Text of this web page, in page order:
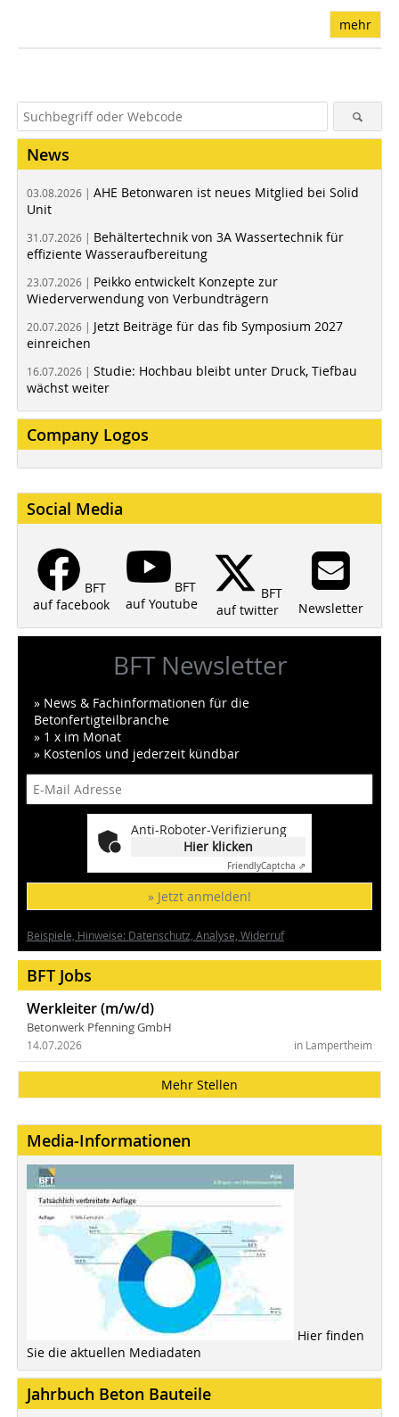
mehr
News
03.08.2026 | AHE Betonwaren ist neues Mitglied bei Solid
Unit
31.07.2026 | Behältertechnik von 3A Wassertechnik für
effiziente Wasseraufbereitung
23.07.2026 | Peikko entwickelt Konzepte zur
Wiederverwendung von Verbundträgern
20.07.2026 | Jetzt Beiträge für das fib Symposium 2027
einreichen
16.07.2026 | Studie: Hochbau bleibt unter Druck, Tiefbau
wächst weiter
Company Logos
Social Media
BFT
auf facebook
BFT
auf Youtube
BFT
auf twitter
Newsletter
BFT Newsletter
» News & Fachinformationen für die
Betonfertigteilbranche
» 1 x im Monat
» Kostenlos und jederzeit kündbar
Anti-Roboter-Verifizierung
Hier klicken
FriendlyCaptcha ⇗
» Jetzt anmelden!
Beispiele, Hinweise: Datenschutz, Analyse, Widerruf
BFT Jobs
Werkleiter (m/w/d)
Betonwerk Pfenning GmbH
in Lampertheim
14.07.2026
Mehr Stellen
Media-Informationen
Hier finden
Sie die aktuellen Mediadaten
Jahrbuch Beton Bauteile